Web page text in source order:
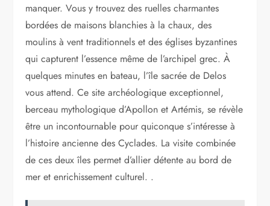
manquer. Vous y trouvez des ruelles charmantes
bordées de maisons blanchies à la chaux, des
moulins à vent traditionnels et des églises byzantines
qui capturent l’essence même de l’archipel grec. À
quelques minutes en bateau, l’île sacrée de Delos
vous attend. Ce site archéologique exceptionnel,
berceau mythologique d’Apollon et Artémis, se révèle
être un incontournable pour quiconque s’intéresse à
l’histoire ancienne des Cyclades. La visite combinée
de ces deux îles permet d’allier détente au bord de
mer et enrichissement culturel. .